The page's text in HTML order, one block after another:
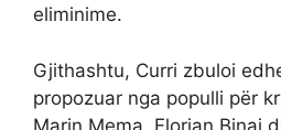
eliminime.
Gjithashtu, Curri zbuloi
propozuar nga populli për
Marin Mema, Florjan Binaj